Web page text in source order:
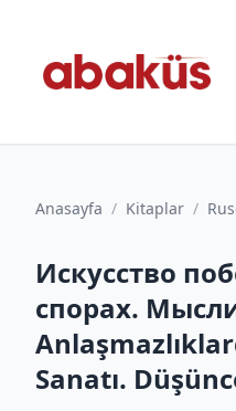
Anasayfa / Kitaplar /
Искусство
спорах. Мысли
Sanatı.